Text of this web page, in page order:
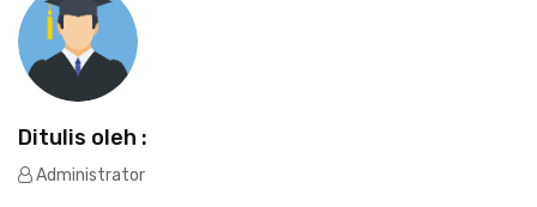
Ditulis oleh :
Administrator